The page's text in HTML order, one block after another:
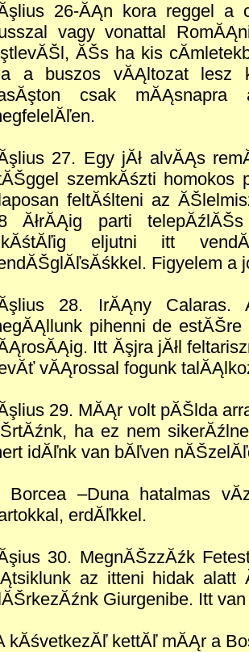
26-ĂĄn kora reggel a
vagy vonattal
ĂŠs ha kis
a buszos vĂĄltozat lesz
csak mĂĄsnapra
27. Egy jĂł alvĂĄs
szemkĂśzti homokos
feltĂślteni az
ĂłrĂĄig parti
eljutni itt
Figyelem a
28. IrĂĄny Calaras.
pihenni de
Itt Ăşjra jĂłl
vĂĄrossal fogunk
29. MĂĄr volt pĂŠlda
ha ez nem
idĂľnk van bĂľven
Borcea –Duna hatalmas
erdĂľkkel.
30. MegnĂŠzzĂźk
az itteni hidak alatt
Giurgenibe. Itt
kĂśvetkezĂľ kettĂľ mĂĄr a